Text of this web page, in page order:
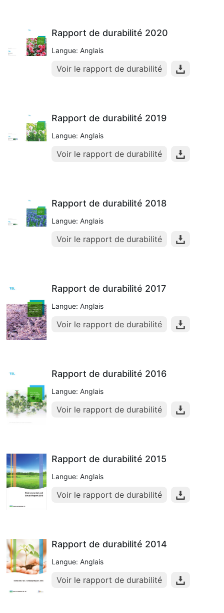
Rapport de durabilité 2020
Langue: Anglais
Voir le rapport de durabilité
Rapport de durabilité 2019
Langue: Anglais
Voir le rapport de durabilité
Rapport de durabilité 2018
Langue: Anglais
Voir le rapport de durabilité
Rapport de durabilité 2017
Langue: Anglais
Voir le rapport de durabilité
Rapport de durabilité 2016
Langue: Anglais
Voir le rapport de durabilité
Rapport de durabilité 2015
Langue: Anglais
Voir le rapport de durabilité
Rapport de durabilité 2014
Langue: Anglais
Voir le rapport de durabilité